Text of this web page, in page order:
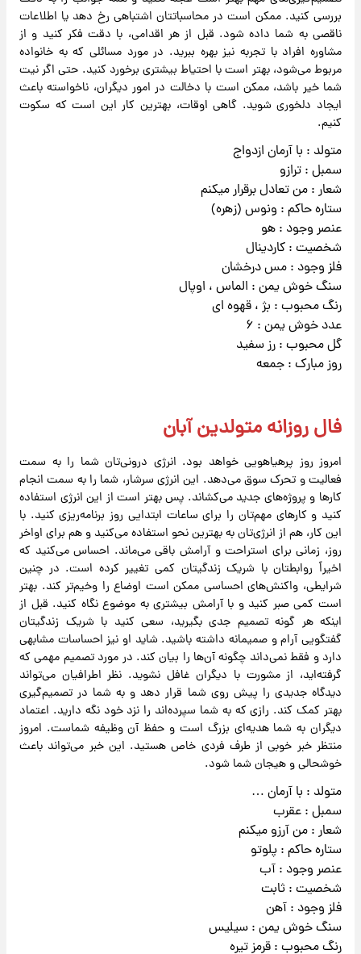
بررسی کنید. ممکن است در محاسباتتان اشتباهی رخ دهد یا اطلاعات
ناقصی به شما داده شود. قبل از هر اقدامی، با دقت فکر کنید و از
مشاوره افراد با تجربه نیز بهره ببرید. در مورد مسائلی که به خانواده
مربوط می‌شود، بهتر است با احتیاط بیشتری برخورد کنید. حتی اگر نیت
شما خیر باشد، ممکن است با دخالت در امور دیگران، ناخواسته باعث
ایجاد دلخوری شوید. گاهی اوقات، بهترین کار این است که سکوت
کنیم.
متولد : با آرمان ازدواج
سمبل : ترازو
شعار : من تعادل برقرار میکنم
ستاره حاکم : ونوس (زهره)
عنصر وجود : هو
شخصیت : کاردینال
فلز وجود : مس درخشان
سنگ خوش یمن : الماس ، اوپال
رنگ محبوب : بژ ، قهوه ای
عدد خوش یمن : ۶
گل محبوب : رز سفید
روز مبارک : جمعه
فال روزانه متولدین آبان
امروز روز پرهیاهویی خواهد بود. انرژی درونی‌تان شما را به سمت
فعالیت و تحرک سوق می‌دهد. این انرژی سرشار، شما را به سمت انجام
کارها و پروژه‌های جدید می‌کشاند. پس بهتر است از این انرژی استفاده
کنید و کارهای مهم‌تان را برای ساعات ابتدایی روز برنامه‌ریزی کنید. با
این کار، هم از انرژی‌تان به بهترین نحو استفاده می‌کنید و هم برای اواخر
روز، زمانی برای استراحت و آرامش باقی می‌ماند. احساس می‌کنید که
اخیراً روابطتان با شریک زندگیتان کمی تغییر کرده است. در چنین
شرایطی، واکنش‌های احساسی ممکن است اوضاع را وخیم‌تر کند. بهتر
است کمی صبر کنید و با آرامش بیشتری به موضوع نگاه کنید. قبل از
اینکه هر گونه تصمیم جدی بگیرید، سعی کنید با شریک زندگیتان
گفتگویی آرام و صمیمانه داشته باشید. شاید او نیز احساسات مشابهی
دارد و فقط نمی‌داند چگونه آن‌ها را بیان کند. در مورد تصمیم مهمی که
گرفته‌اید، از مشورت با دیگران غافل نشوید. نظر اطرافیان می‌تواند
دیدگاه جدیدی را پیش روی شما قرار دهد و به شما در تصمیم‌گیری
بهتر کمک کند. رازی که به شما سپرده‌اند را نزد خود نگه دارید. اعتماد
دیگران به شما هدیه‌ای بزرگ است و حفظ آن وظیفه شماست. امروز
منتظر خبر خوبی از طرف فردی خاص هستید. این خبر می‌تواند باعث
خوشحالی و هیجان شما شود.
متولد : با آرمان …
سمبل : عقرب
شعار : من آرزو میکنم
ستاره حاکم : پلوتو
عنصر وجود : آب
شخصیت : ثابت
فلز وجود : آهن
سنگ خوش یمن : سیلیس
رنگ محبوب : قرمز تیره